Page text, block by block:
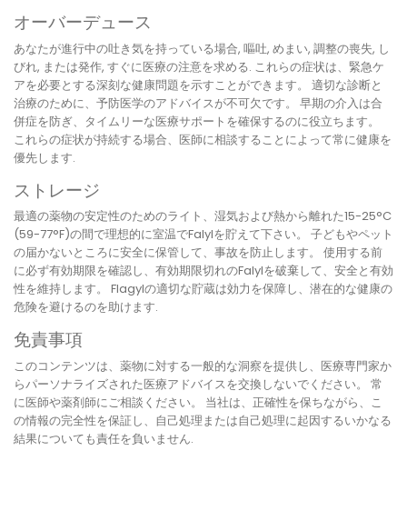
オーバーデュース
あなたが進行中の吐き気を持っている場合, 嘔吐, めまい, 調整の喪失, し
びれ, または発作, すぐに医療の注意を求める. これらの症状は、緊急ケ
アを必要とする深刻な健康問題を示すことができます。 適切な診断と
治療のために、予防医学のアドバイスが不可欠です。 早期の介入は合
併症を防ぎ、タイムリーな医療サポートを確保するのに役立ちます。
これらの症状が持続する場合、医師に相談することによって常に健康を
優先します.
ストレージ
最適の薬物の安定性のためのライト、湿気および熱から離れた15-25°C
(59-77°F)の間で理想的に室温でFalylを貯えて下さい。 子どもやペット
の届かないところに安全に保管して、事故を防止します。 使用する前
に必ず有効期限を確認し、有効期限切れのFalylを破棄して、安全と有効
性を維持します。 Flagylの適切な貯蔵は効力を保障し、潜在的な健康の
危険を避けるのを助けます.
免責事項
このコンテンツは、薬物に対する一般的な洞察を提供し、医療専門家か
らパーソナライズされた医療アドバイスを交換しないでください。 常
に医師や薬剤師にご相談ください。 当社は、正確性を保ちながら、こ
の情報の完全性を保証し、自己処理または自己処理に起因するいかなる
結果についても責任を負いません.